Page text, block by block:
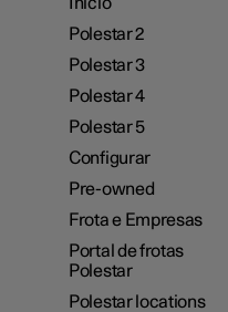
Polestar 2
Polestar 3
Polestar 4
Polestar 5
Configurar
Pre-owned
Frota e Empresas
Portal de frotas
Polestar
Polestar locations